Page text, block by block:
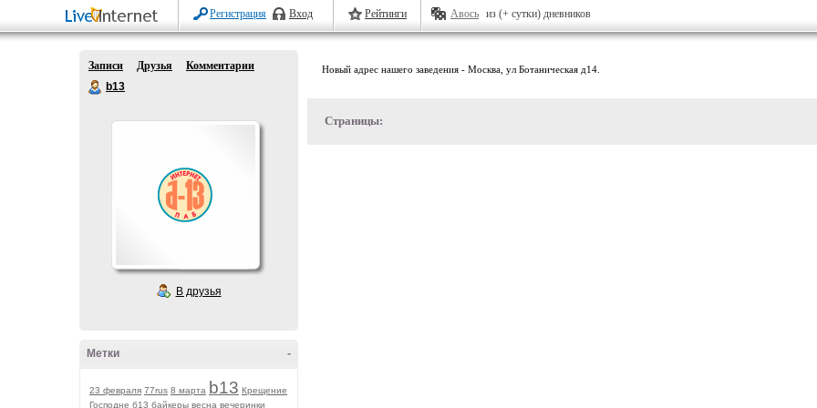
Регистрация Вход Рейтинги Авось из (+ сутки) дневников
Записи Друзья
Комментарии
b13
В друзья
-
Метки
23 февраля 77rus 8 марта b13 Крещение
Господне б13 байкеры весна вечеринки
Новый адрес нашего заведения - Москва, ул Ботаническая д14.
Страницы: